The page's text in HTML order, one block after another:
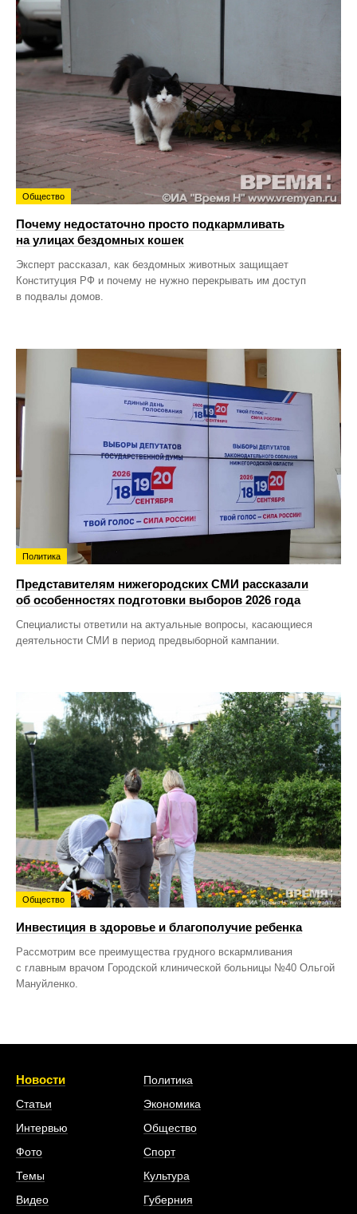
Общество
Почему недостаточно просто подкармливать
на улицах бездомных кошек
Эксперт рассказал, как бездомных животных защищает
Конституция РФ и почему не нужно перекрывать им доступ
в подвалы домов.
Политика
Представителям нижегородских СМИ рассказали
об особенностях подготовки выборов 2026 года
Специалисты ответили на актуальные вопросы, касающиеся
деятельности СМИ в период предвыборной кампании.
Общество
Инвестиция в здоровье и благополучие ребенка
Рассмотрим все преимущества грудного вскармливания
с главным врачом Городской клинической больницы №40 Ольгой
Мануйленко.
Новости
Статьи
Интервью
Фото
Темы
Видео
Политика
Экономика
Общество
Спорт
Культура
Губерния